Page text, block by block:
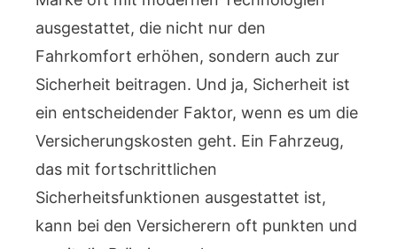
ausgestattet, die nicht nur den
Fahrkomfort erhöhen, sondern auch zur
Sicherheit beitragen. Und ja, Sicherheit ist
ein entscheidender Faktor, wenn es um die
Versicherungskosten geht. Ein Fahrzeug,
das mit fortschrittlichen
Sicherheitsfunktionen ausgestattet ist,
kann bei den Versicherern oft punkten und